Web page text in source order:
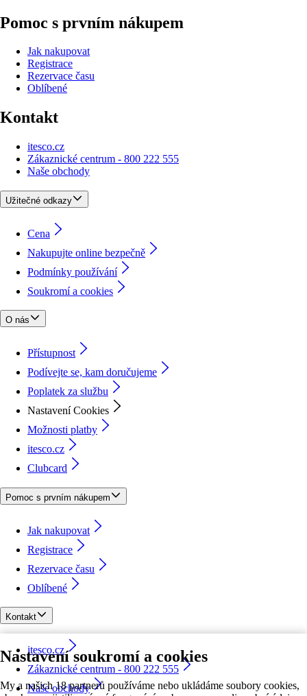
Nastavení soukromí a cookies
My a našich 18 partnerů používáme nebo ukládáme soubory cookies,
Pomoc s prvním nákupem
Jak nakupovat
Registrace
Rezervace času
Oblíbené
Kontakt
itesco.cz
Zákaznické centrum - 800 222 555
Naše obchody
Užitečné odkazy
Cena
Nakupujte online bezpečně
Podmínky používání
Soukromí a cookies
O nás
Přístupnost
Podívejte se, kam doručujeme
Poplatek za službu
Nastavení Cookies
Možnosti platby
itesco.cz
Clubcard
Pomoc s prvním nákupem
Jak nakupovat
Registrace
Rezervace času
Oblíbené
Kontakt
itesco.cz
Zákaznické centrum - 800 222 555
Naše obchody